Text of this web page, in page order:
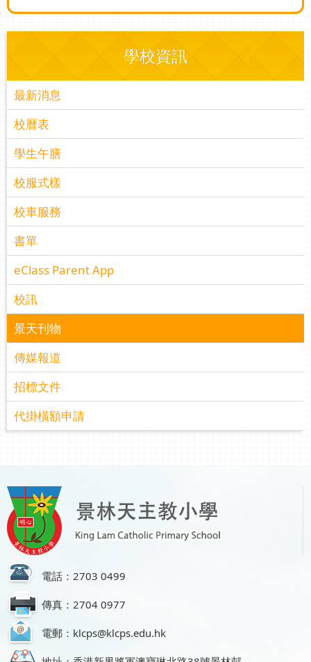
學校資訊
最新消息
校曆表
學生午膳
校服式樣
校車服務
書單
eClass Parent App
校訊
景天刊物
傳媒報道
招標文件
代掛橫額申請
電話：2703 0499
傳真：2704 0977
電郵：klcps@klcps.edu.hk